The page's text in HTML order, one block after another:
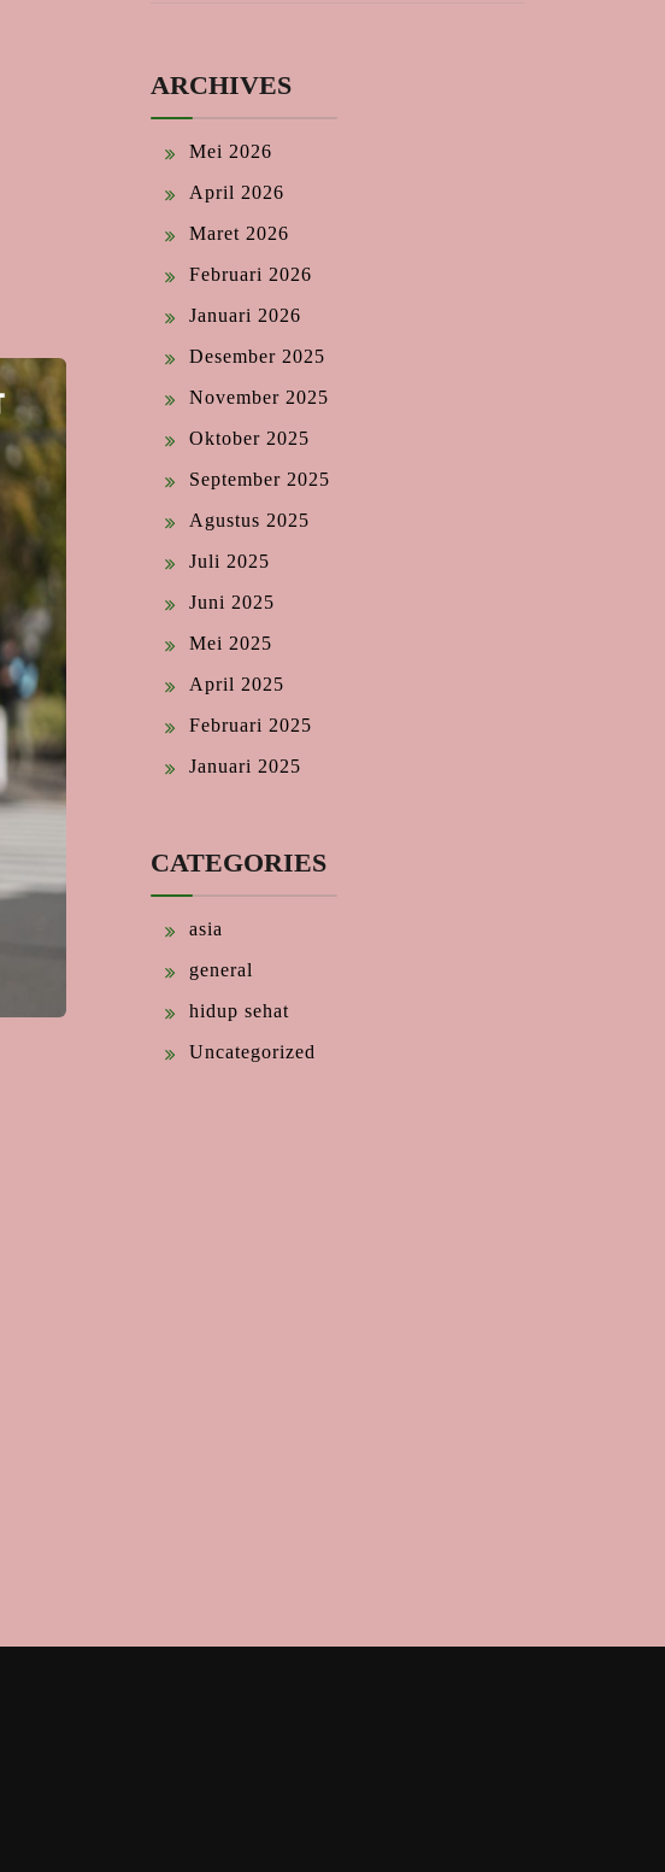
ARCHIVES
Mei 2026
April 2026
Maret 2026
Februari 2026
Januari 2026
Desember 2025
November 2025
Oktober 2025
September 2025
Agustus 2025
Juli 2025
Juni 2025
Mei 2025
April 2025
Februari 2025
Januari 2025
CATEGORIES
asia
general
hidup sehat
Uncategorized